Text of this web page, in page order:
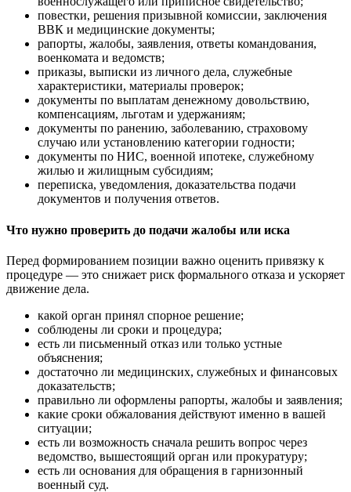
повестки, решения призывной комиссии, заключения
ВВК и медицинские документы;
рапорты, жалобы, заявления, ответы командования,
военкомата и ведомств;
приказы, выписки из личного дела, служебные
характеристики, материалы проверок;
документы по выплатам денежному довольствию,
компенсациям, льготам и удержаниям;
документы по ранению, заболеванию, страховому
случаю или установлению категории годности;
документы по НИС, военной ипотеке, служебному
жилью и жилищным субсидиям;
переписка, уведомления, доказательства подачи
документов и получения ответов.
Что нужно проверить до подачи жалобы или иска
Перед формированием позиции важно оценить привязку к
процедуре — это снижает риск формального отказа и ускоряет
движение дела.
какой орган принял спорное решение;
соблюдены ли сроки и процедура;
есть ли письменный отказ или только устные
объяснения;
достаточно ли медицинских, служебных и финансовых
доказательств;
правильно ли оформлены рапорты, жалобы и заявления;
какие сроки обжалования действуют именно в вашей
ситуации;
есть ли возможность сначала решить вопрос через
ведомство, вышестоящий орган или прокуратуру;
есть ли основания для обращения в гарнизонный
военный суд.